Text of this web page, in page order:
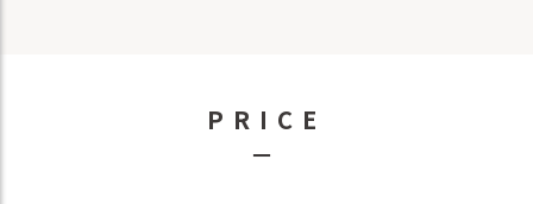
PRICE
－